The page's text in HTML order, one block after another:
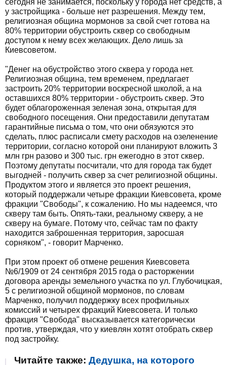
сегодня не занимается, поскольку у города нет средств, а
у застройщика - больше нет разрешения. Между тем,
религиозная община мормонов за свой счет готова на
80% территории обустроить сквер со свободным
доступом к нему всех желающих. Дело лишь за
Киевсоветом.
"Денег на обустройство этого сквера у города нет.
Религиозная община, тем временем, предлагает
застроить 20% территории воскресной школой, а на
оставшихся 80% территории - обустроить сквер. Это
будет облагороженная зеленая зона, открытая для
свободного посещения. Они предоставили депутатам
гарантийные письма о том, что они обязуются это
сделать, плюс расписали смету расходов на озеленение
территории, согласно которой они планируют вложить 3
млн грн разово и 300 тыс. грн ежегодно в этот сквер.
Поэтому депутаты посчитали, что для города так будет
выгодней - получить сквер за счет религиозной общины.
Продуктом этого и является это проект решения,
который поддержали четыре фракции Киевсовета, кроме
фракции "Свободы", к сожалению. Но мы надеемся, что
скверу там быть. Опять-таки, реальному скверу, а не
скверу на бумаге. Потому что, сейчас там по факту
находится заброшенная территория, заросшая
сорняком", - говорит Марченко.
При этом проект об отмене решения Киевсовета
№6/1909 от 24 сентября 2015 года о расторжении
договора аренды земельного участка по ул. Глубочицкая,
5 с религиозной общиной мормонов, по словам
Марченко, получил поддержку всех профильных
комиссий и четырех фракций Киевсовета. И только
фракция "Свобода" высказывается категорически
против, утверждая, что у киевлян хотят отобрать сквер
под застройку.
Читайте также: Дедушка, на которого